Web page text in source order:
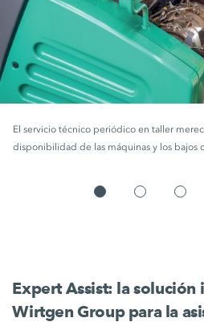
El servicio técnico periódico en taller
disponibilidad de las máquinas y los bajos
Expert Assist: la
Wirtgen Group para la